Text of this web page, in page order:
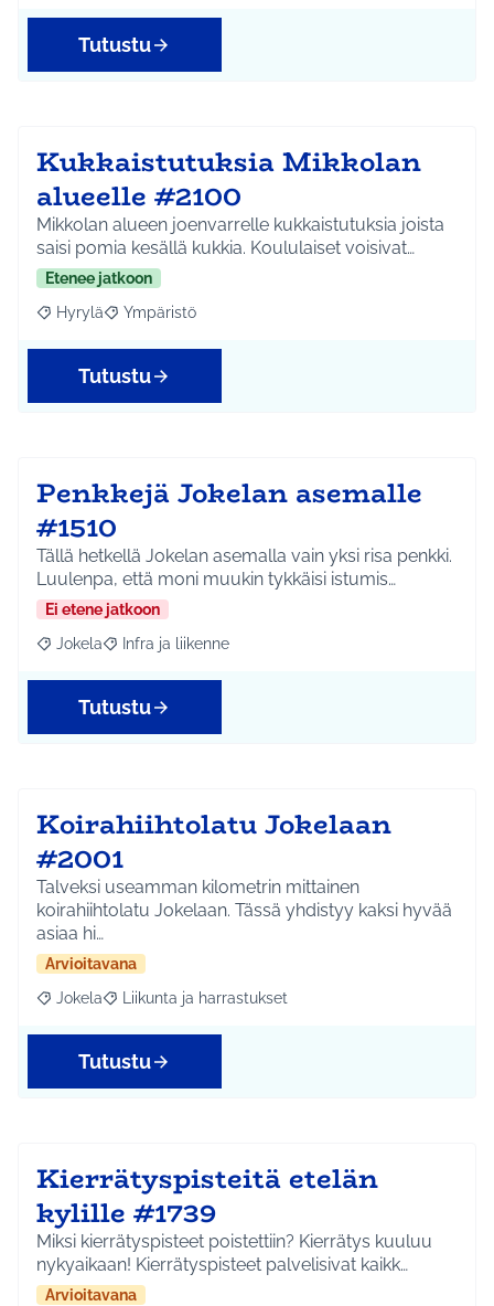
Tutustu
Kukkaistutuksia Mikkolan
alueelle #2100
Mikkolan alueen joenvarrelle kukkaistutuksia joista
saisi pomia kesällä kukkia. Koululaiset voisivat…
Etenee jatkoon
Rajaa tulokset aihepiirin mukaan: Hyrylä
Hyrylä Rajaa tulokset teeman mukaan: Ympäristö
Ympäristö
Tutustu
Penkkejä Jokelan asemalle
#1510
Tällä hetkellä Jokelan asemalla vain yksi risa penkki.
Luulenpa, että moni muukin tykkäisi istumis…
Ei etene jatkoon
Rajaa tulokset aihepiirin mukaan: Jokela
Jokela Rajaa tulokset teeman mukaan: Infra ja liikenne
Infra ja liikenne
Tutustu
Koirahiihtolatu Jokelaan
#2001
Talveksi useamman kilometrin mittainen
koirahiihtolatu Jokelaan. Tässä yhdistyy kaksi hyvää
asiaa hi…
Arvioitavana
Rajaa tulokset aihepiirin mukaan: Jokela
Jokela Rajaa tulokset teeman mukaan: Liikunta ja
Liikunta ja harrastukset
Tutustu
Kierrätyspisteitä etelän
kylille #1739
Miksi kierrätyspisteet poistettiin? Kierrätys kuuluu
nykyaikaan! Kierrätyspisteet palvelisivat kaikk…
Arvioitavana